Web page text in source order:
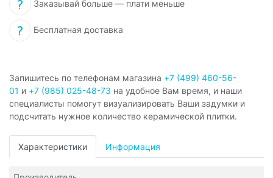
Заказывай больше — плати меньше
Бесплатная доставка
Запишитесь по телефонам магазина +7 (499) 460-56-
01 и +7 (985) 025-48-73 на удобное Вам время, и наши
специалисты помогут визуализировать Ваши задумки и
подсчитать нужное количество керамической плитки.
Характеристики Информация